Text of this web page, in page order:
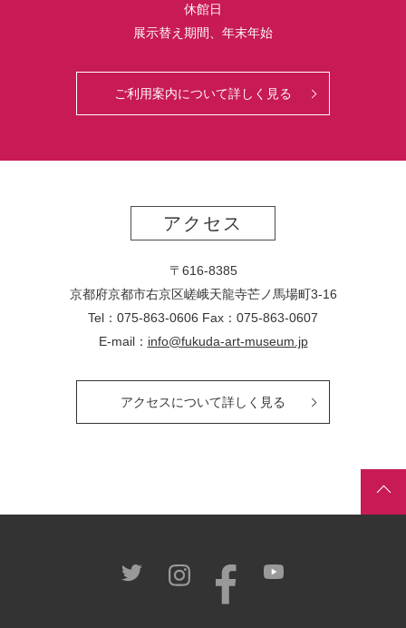
休館日
展示替え期間、年末年始
ご利用案内について詳しく見る
アクセス
〒616-8385
京都府京都市右京区嵯峨天龍寺芒ノ馬場町3-16
Tel：075-863-0606 Fax：075-863-0607
E-mail： info@fukuda-art-museum.jp
アクセスについて詳しく見る